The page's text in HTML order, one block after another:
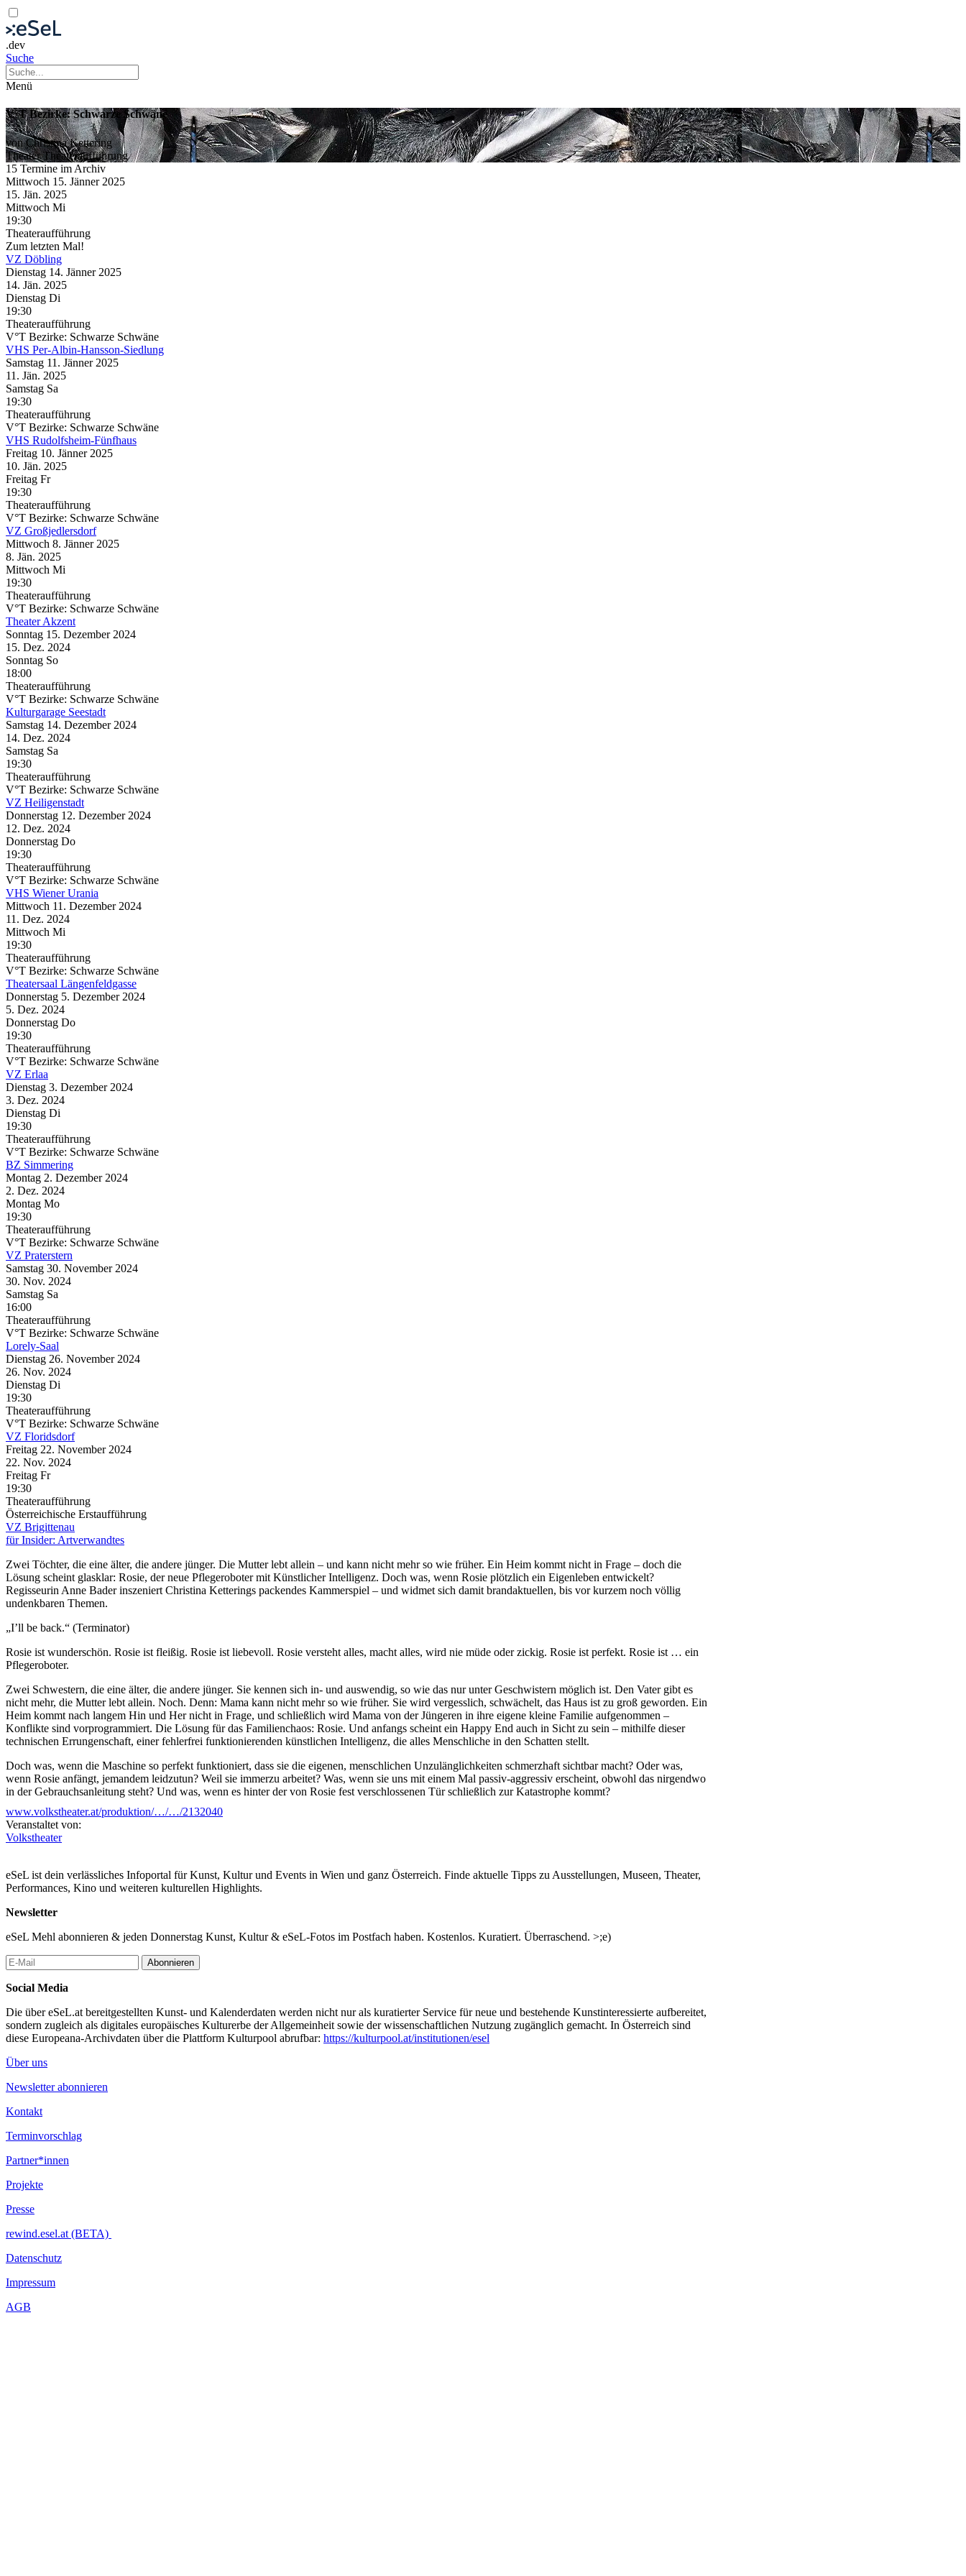
.dev
Suche
Menü
V°T Bezirke: Schwarze Schwäne
von Christina Kettering
TheaterTheateraufführung
15 Termine im Archiv
Mittwoch 15. Jänner 2025
15. Jän. 2025
Mittwoch Mi
19:30
Theateraufführung
Zum letzten Mal!
VZ Döbling
Dienstag 14. Jänner 2025
14. Jän. 2025
Dienstag Di
19:30
Theateraufführung
V°T Bezirke: Schwarze Schwäne
VHS Per-Albin-Hansson-Siedlung
Samstag 11. Jänner 2025
11. Jän. 2025
Samstag Sa
19:30
Theateraufführung
V°T Bezirke: Schwarze Schwäne
VHS Rudolfsheim-Fünfhaus
Freitag 10. Jänner 2025
10. Jän. 2025
Freitag Fr
19:30
Theateraufführung
V°T Bezirke: Schwarze Schwäne
VZ Großjedlersdorf
Mittwoch 8. Jänner 2025
8. Jän. 2025
Mittwoch Mi
19:30
Theateraufführung
V°T Bezirke: Schwarze Schwäne
Theater Akzent
Sonntag 15. Dezember 2024
15. Dez. 2024
Sonntag So
18:00
Theateraufführung
V°T Bezirke: Schwarze Schwäne
Kulturgarage Seestadt
Samstag 14. Dezember 2024
14. Dez. 2024
Samstag Sa
19:30
Theateraufführung
V°T Bezirke: Schwarze Schwäne
VZ Heiligenstadt
Donnerstag 12. Dezember 2024
12. Dez. 2024
Donnerstag Do
19:30
Theateraufführung
V°T Bezirke: Schwarze Schwäne
VHS Wiener Urania
Mittwoch 11. Dezember 2024
11. Dez. 2024
Mittwoch Mi
19:30
Theateraufführung
V°T Bezirke: Schwarze Schwäne
Theatersaal Längenfeldgasse
Donnerstag 5. Dezember 2024
5. Dez. 2024
Donnerstag Do
19:30
Theateraufführung
V°T Bezirke: Schwarze Schwäne
VZ Erlaa
Dienstag 3. Dezember 2024
3. Dez. 2024
Dienstag Di
19:30
Theateraufführung
V°T Bezirke: Schwarze Schwäne
BZ Simmering
Montag 2. Dezember 2024
2. Dez. 2024
Montag Mo
19:30
Theateraufführung
V°T Bezirke: Schwarze Schwäne
VZ Praterstern
Samstag 30. November 2024
30. Nov. 2024
Samstag Sa
16:00
Theateraufführung
V°T Bezirke: Schwarze Schwäne
Lorely-Saal
Dienstag 26. November 2024
26. Nov. 2024
Dienstag Di
19:30
Theateraufführung
V°T Bezirke: Schwarze Schwäne
VZ Floridsdorf
Freitag 22. November 2024
22. Nov. 2024
Freitag Fr
19:30
Theateraufführung
Österreichische Erstaufführung
VZ Brigittenau
für Insider: Artverwandtes
Zwei Töchter, die eine älter, die andere jünger. Die Mutter lebt allein – und kann nicht mehr so wie früher. Ein Heim kommt nicht in Frage – doch die
Lösung scheint glasklar: Rosie, der neue Pflegeroboter mit Künstlicher Intelligenz. Doch was, wenn Rosie plötzlich ein Eigenleben entwickelt?
Regisseurin Anne Bader inszeniert Christina Ketterings packendes Kammerspiel – und widmet sich damit brandaktuellen, bis vor kurzem noch völlig
undenkbaren Themen.
„I’ll be back.“ (Terminator)
Rosie ist wunderschön. Rosie ist fleißig. Rosie ist liebevoll. Rosie versteht alles, macht alles, wird nie müde oder zickig. Rosie ist perfekt. Rosie ist … ein
Pflegeroboter.
Zwei Schwestern, die eine älter, die andere jünger. Sie kennen sich in- und auswendig, so wie das nur unter Geschwistern möglich ist. Den Vater gibt es
nicht mehr, die Mutter lebt allein. Noch. Denn: Mama kann nicht mehr so wie früher. Sie wird vergesslich, schwächelt, das Haus ist zu groß geworden. Ein
Heim kommt nach langem Hin und Her nicht in Frage, und schließlich wird Mama von der Jüngeren in ihre eigene kleine Familie aufgenommen –
Konflikte sind vorprogrammiert. Die Lösung für das Familienchaos: Rosie. Und anfangs scheint ein Happy End auch in Sicht zu sein – mithilfe dieser
technischen Errungenschaft, einer fehlerfrei funktionierenden künstlichen Intelligenz, die alles Menschliche in den Schatten stellt.
Doch was, wenn die Maschine so perfekt funktioniert, dass sie die eigenen, menschlichen Unzulänglichkeiten schmerzhaft sichtbar macht? Oder was,
wenn Rosie anfängt, jemandem leidzutun? Weil sie immerzu arbeitet? Was, wenn sie uns mit einem Mal passiv-aggressiv erscheint, obwohl das nirgendwo
in der Gebrauchsanleitung steht? Und was, wenn es hinter der von Rosie fest verschlossenen Tür schließlich zur Katastrophe kommt?
„Schwarzer Schwan“ ist ein Begriff, mit dem ein Ereignis bezeichnet wird, das unvorhergesehen eintritt, aber im Nachhinein voraussagbar erscheint. Die
Regisseurin Anne Bader beschäftigt sich mit ihrem Team in der Auseinandersetzung mit der österreichischen Erstaufführung von SCHWARZE
SCHWÄNE
...Mehr lesen
www.volkstheater.at/produktion/…/…/2132040
Veranstaltet von:
Volkstheater
eSeL ist dein verlässliches Infoportal für Kunst, Kultur und Events in Wien und ganz Österreich. Finde aktuelle Tipps zu Ausstellungen, Museen, Theater,
Performances, Kino und weiteren kulturellen Highlights.
Newsletter
eSeL Mehl abonnieren & jeden Donnerstag Kunst, Kultur & eSeL-Fotos im Postfach haben. Kostenlos. Kuratiert. Überraschend. >;e)
Abonnieren
Social Media
Die über eSeL.at bereitgestellten Kunst- und Kalenderdaten werden nicht nur als kuratierter Service für neue und bestehende Kunstinteressierte aufbereitet,
sondern zugleich als digitales europäisches Kulturerbe der Allgemeinheit sowie der wissenschaftlichen Nutzung zugänglich gemacht. In Österreich sind
diese Europeana-Archivdaten über die Plattform Kulturpool abrufbar: https://kulturpool.at/institutionen/esel
Über uns
Newsletter abonnieren
Kontakt
Terminvorschlag
Partner*innen
Projekte
Presse
rewind.esel.at (BETA)
Datenschutz
Impressum
AGB